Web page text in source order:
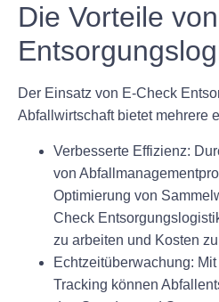
Die Vorteile
Der Einsatz von E-Check
Abfallwirtschaft bietet mehrere
Verbesserte Effizienz:
von
Optimierung von
Check
zu arbeiten und Kosten
Echtzeitüberwachung:
Tracking können